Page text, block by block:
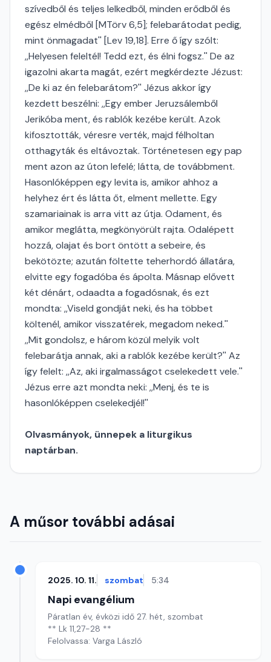
szívedből és teljes lelkedből, minden erődből és
egész elmédből [MTörv 6,5]; felebarátodat pedig,
mint önmagadat'' [Lev 19,18]. Erre ő így szólt:
,,Helyesen feleltél! Tedd ezt, és élni fogsz.'' De az
igazolni akarta magát, ezért megkérdezte Jézust:
,,De ki az én felebarátom?'' Jézus akkor így
kezdett beszélni: ,,Egy ember Jeruzsálemből
Jerikóba ment, és rablók kezébe került. Azok
kifosztották, véresre verték, majd félholtan
otthagyták és eltávoztak. Történetesen egy pap
ment azon az úton lefelé; látta, de továbbment.
Hasonlóképpen egy levita is, amikor ahhoz a
helyhez ért és látta őt, elment mellette. Egy
szamariainak is arra vitt az útja. Odament, és
amikor meglátta, megkönyörült rajta. Odalépett
hozzá, olajat és bort öntött a sebeire, és
bekötözte; azután föltette teherhordó állatára,
elvitte egy fogadóba és ápolta. Másnap elővett
két dénárt, odaadta a fogadósnak, és ezt
mondta: ,,Viseld gondját neki, és ha többet
költenél, amikor visszatérek, megadom neked.''
,,Mit gondolsz, e három közül melyik volt
felebarátja annak, aki a rablók kezébe került?'' Az
így felelt: ,,Az, aki irgalmasságot cselekedett vele.''
Jézus erre azt mondta neki: ,,Menj, és te is
hasonlóképpen cselekedjél!''
Olvasmányok, ünnepek a liturgikus
naptárban.
A műsor további adásai
2025. 10. 11. szombat 5:34
Napi evangélium
Páratlan év, évközi idő 27. hét, szombat
** Lk 11,27-28 **
Felolvassa: Varga László